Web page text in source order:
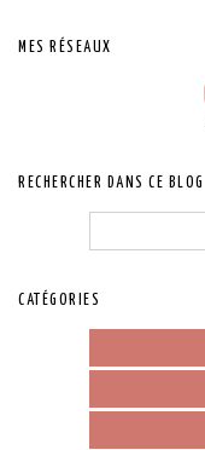
MES RÉSEAUX
RECHERCHER DANS CE BLOG
CATÉGORIES